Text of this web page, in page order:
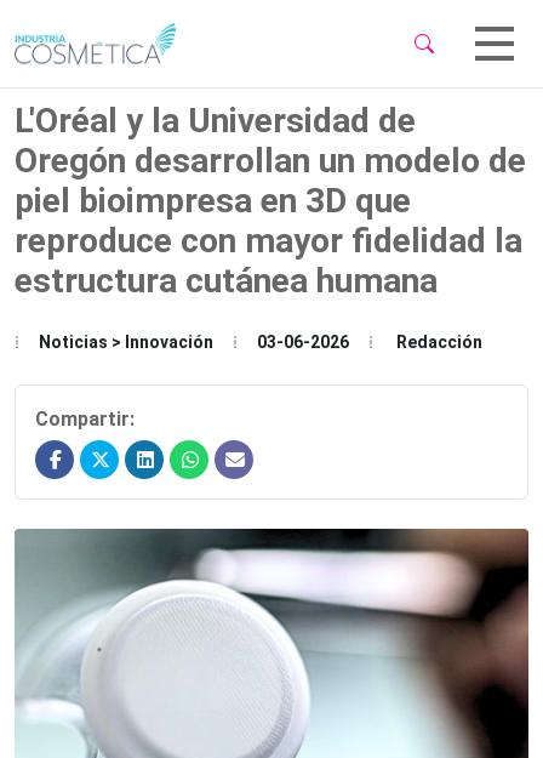
Menu
Menu
L'Oréal y la Universidad de
Oregón desarrollan un modelo de
piel bioimpresa en 3D que
reproduce con mayor fidelidad la
estructura cutánea humana
Noticias > Innovación 03-06-2026 Redacción
Compartir: